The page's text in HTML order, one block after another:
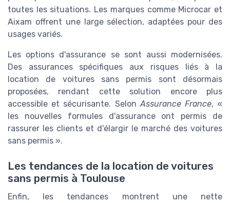
toutes les situations. Les marques comme Microcar et
Aixam offrent une large sélection, adaptées pour des
usages variés.
Les options d'assurance se sont aussi modernisées.
Des assurances spécifiques aux risques liés à la
location de voitures sans permis sont désormais
proposées, rendant cette solution encore plus
accessible et sécurisante. SelonAssurance France, «
les nouvelles formules d'assurance ont permis de
rassurer les clients et d'élargir le marché des voitures
sans permis ».
Les tendances de la location de voitures
sans permis à Toulouse
Enfin, les tendances montrent une nette